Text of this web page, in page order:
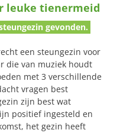
leuke tienermeid
gevonden.
een steungezin voor
die van muziek houdt
met 3 verschillende
vragen best
zijn best wat
positief ingesteld en
het gezin heeft